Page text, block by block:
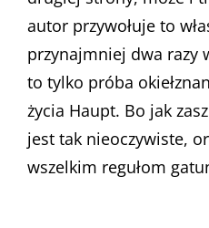
autor przywołuje to
przynajmniej dwa razy
to tylko próba
życia Haupt. Bo jak
jest tak nieoczywiste,
wszelkim regułom